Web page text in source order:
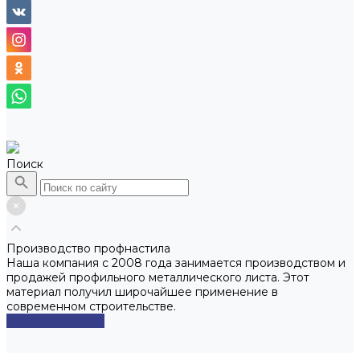
Поиск
Производство профнастила
Наша компания с 2008 года занимается производством и
продажей профильного металлического листа. Этот
материал получил широчайшее применение в
современном строительстве.